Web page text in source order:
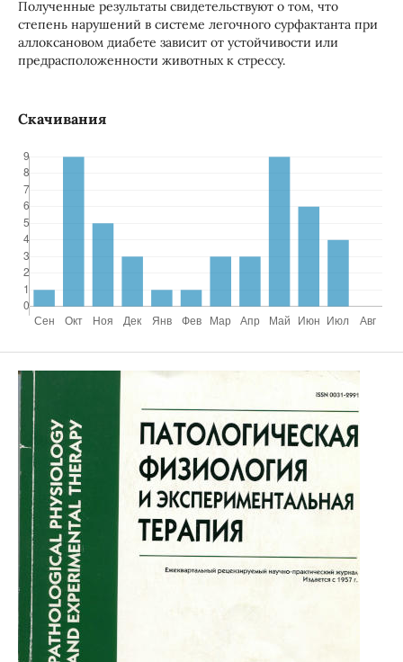
Полученные результаты свидетельствуют о том, что
степень нарушений в системе легочного сурфактанта при
аллоксановом диабете зависит от устойчивости или
предрасположенности животных к стрессу.
Скачивания